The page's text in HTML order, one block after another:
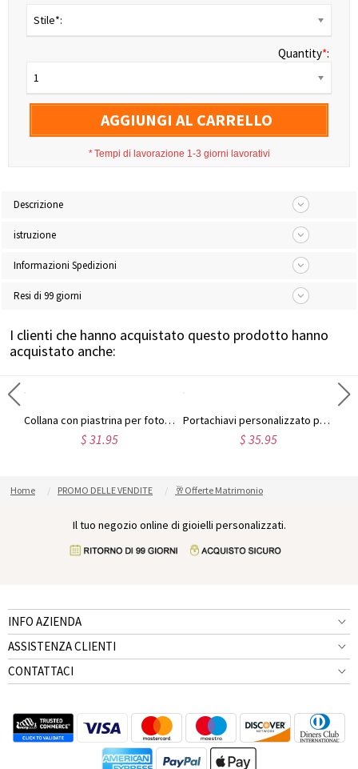
Stile*:
Quantity*:
1
AGGIUNGI AL CARRELLO
*Tempi di lavorazione 1-3 giorni lavorativi
Descrizione
istruzione
Informazioni Spedizioni
Resi di 99 giorni
I clienti che hanno acquistato questo prodotto hanno
acquistato anche:
Collana con piastrina per foto in acciaio inossidabile incisa per bambini
$ 31.95
Portachiavi personalizzato per foto in acciaio inossidabile
$ 35.95
Home PROMO DELLE VENDITE 🥂Offerte Matrimonio
Il tuo negozio online di gioielli personalizzati.
INFO AZIENDA
ASSISTENZA CLIENTI
CONTATTACI